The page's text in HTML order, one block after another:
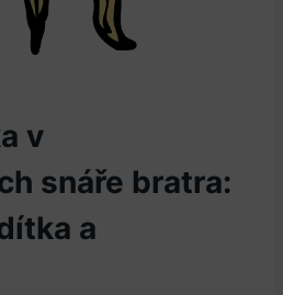
v
‌snáře bratra:
a